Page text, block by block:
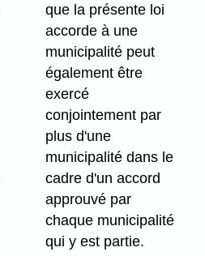
que la présente loi
accorde à une
municipalité peut
également être
exercé
conjointement par
plus d'une
municipalité dans le
cadre d'un accord
approuvé par
chaque municipalité
qui y est partie.